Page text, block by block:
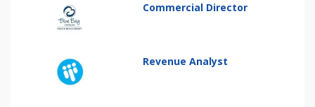
Commercial Director
Revenue Analyst